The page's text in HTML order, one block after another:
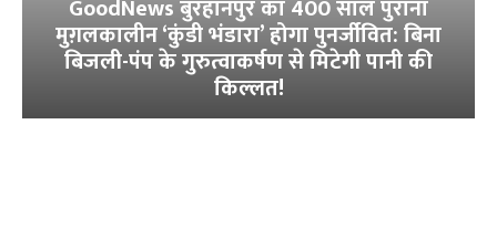
GoodNews बुरहानपुर का 400 साल पुराना
मुग़लकालीन ‘कुंडी भंडारा’ होगा पुनर्जीवित: बिना
बिजली-पंप के गुरुत्वाकर्षण से मिटेगी पानी की
किल्लत!